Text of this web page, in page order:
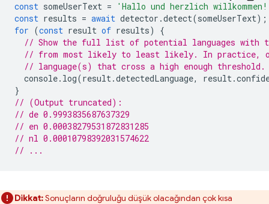
const someUserText =
'Hallo und herzlich
const results = await detector .detect(someUserText);
for (const result of results)
{
// Show the full list of potential languages with
// from most likely to least likely. In practice,
// language(s) that cross a high enough threshold.
console. log(result.detectedLanguage, result.
}
// (Output truncated):
// de 0.9993835687637329
// en 0.00038279531872831285
// nl 0.00010798392031574622
// ...
Dikkat:Sonuçların doğruluğu düşük olacağından çok kısa